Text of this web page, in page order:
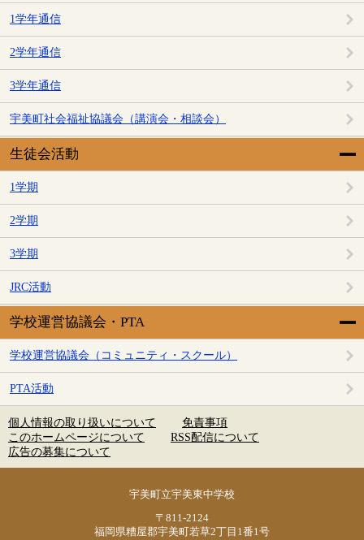
1学年通信
2学年通信
3学年通信
宇美町社会福祉協議会（講演会・相談会）
生徒会活動
1学期
2学期
3学期
JRC活動
学校運営協議会・PTA
学校運営協議会（コミュニティ・スクール）
PTA活動
個人情報の取り扱いについて
免責事項
このホームページについて
RSS配信について
広告の募集について
宇美町立宇美東中学校
〒811-2124
福岡県糟屋郡宇美町若草2丁目1番1号